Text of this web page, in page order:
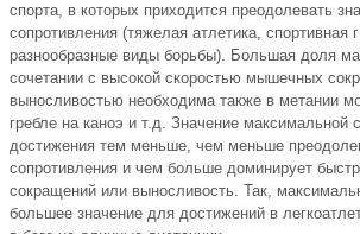
спорта, в которых приходится преодолевать
сопротивления (тяжелая атлетика, спортивная
разнообразные виды борьбы). Большая доля
сочетании с высокой скоростью мышечных
выносливостью необходима также в метании
гребле на каноэ и т.д. Значение максимальной
достижения тем меньше, чем меньше
сопротивления и чем больше доминирует
сокращений или выносливость. Так,
большее значение для достижений в